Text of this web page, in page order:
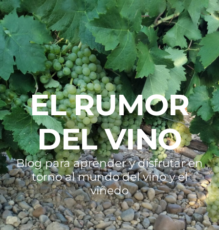
EL RUMOR
DEL VINO
Blog para aprender y disfrutar en
torno al mundo del vino y el
viñedo